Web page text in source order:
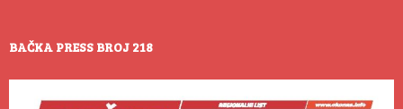
BAČKA PRESS BROJ 218